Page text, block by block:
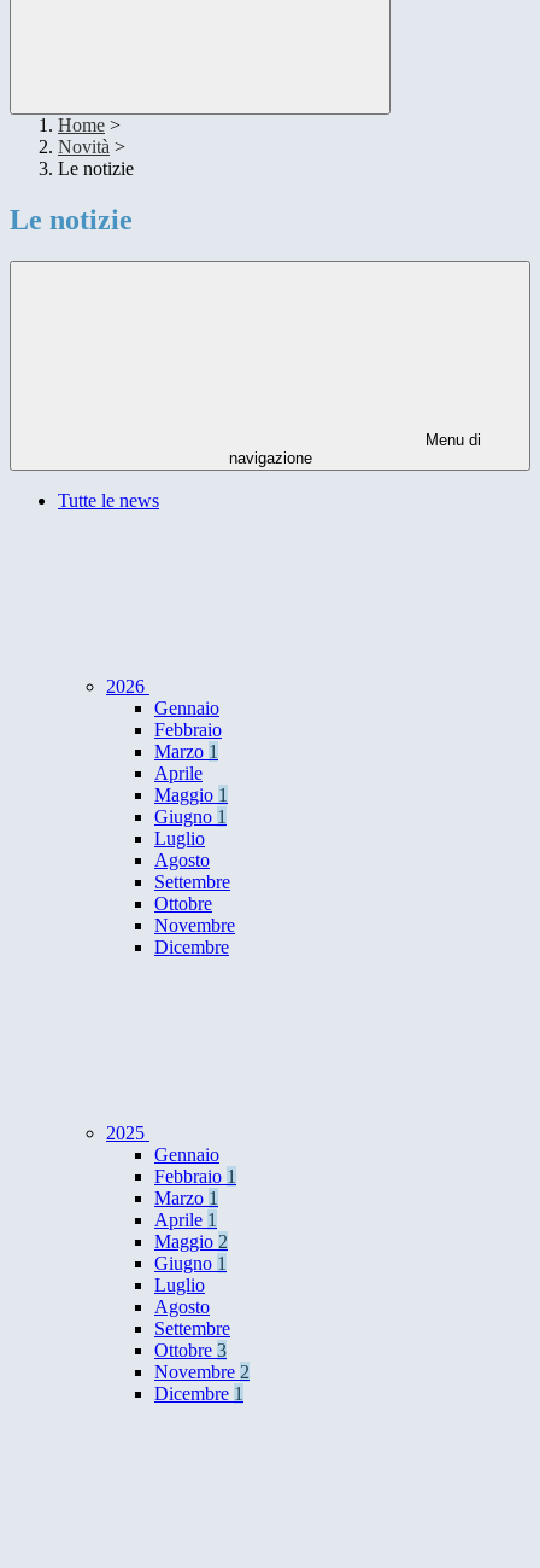
Home >
Novità >
Le notizie
Le notizie
Menu di
navigazione
Tutte le news
2026
Gennaio
Febbraio
Marzo 1
Aprile
Maggio 1
Giugno 1
Luglio
Agosto
Settembre
Ottobre
Novembre
Dicembre
2025
Gennaio
Febbraio 1
Marzo 1
Aprile 1
Maggio 2
Giugno 1
Luglio
Agosto
Settembre
Ottobre 3
Novembre 2
Dicembre 1